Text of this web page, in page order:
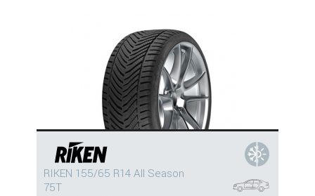
RIKEN 155/65 R14 All Season
75T